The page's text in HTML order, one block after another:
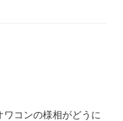
ワコンの様相がどうに